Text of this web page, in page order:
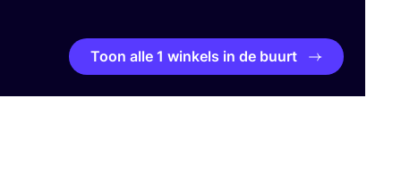
Toon alle 1 winkels in de buurt